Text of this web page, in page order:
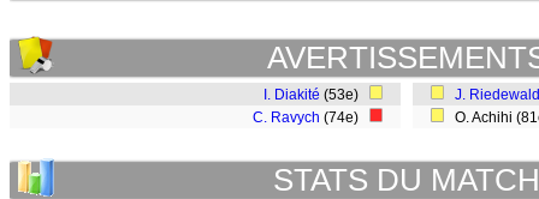
I. Diakité (53e)
C. Ravych (74e)
J. Riedewald
O. Achihi
STATS DU MATCH